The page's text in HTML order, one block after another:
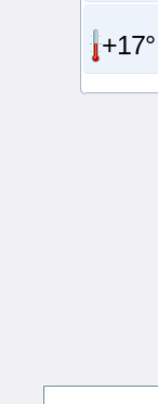
+17°